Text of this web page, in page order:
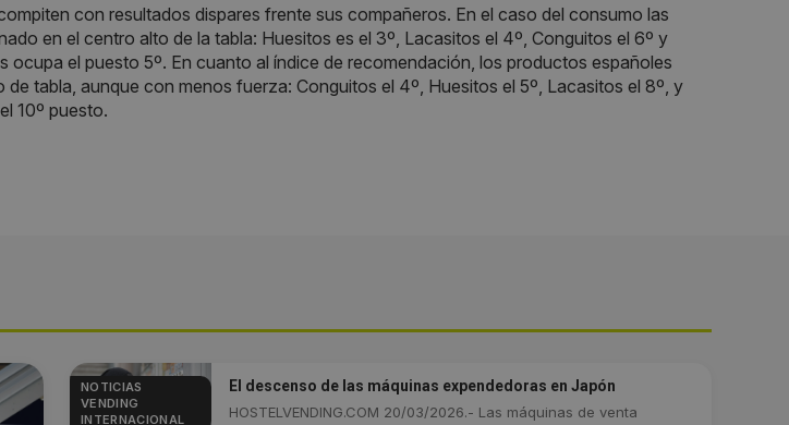
con resultados dispares frente sus compañeros. En el caso del consumo las
en el centro alto de la tabla: Huesitos es el 3º, Lacasitos el 4º, Conguitos el 6º y
ocupa el puesto 5º. En cuanto al índice de recomendación, los productos españoles
de tabla, aunque con menos fuerza: Conguitos el 4º, Huesitos el 5º, Lacasitos el 8º, y
10º puesto.
NOTICIAS
VENDING
INTERNACIONAL
El descenso de las máquinas expendedoras en Japón
HOSTELVENDING.COM 20/03/2026.- Las máquinas de venta